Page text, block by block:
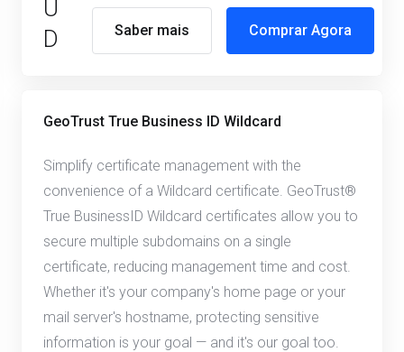
U
D
Saber mais Comprar Agora
GeoTrust True Business ID Wildcard
Simplify certificate management with the
convenience of a Wildcard certificate. GeoTrust®
True BusinessID Wildcard certificates allow you to
secure multiple subdomains on a single
certificate, reducing management time and cost.
Whether it's your company's home page or your
mail server's hostname, protecting sensitive
information is your goal — and it's our goal too.